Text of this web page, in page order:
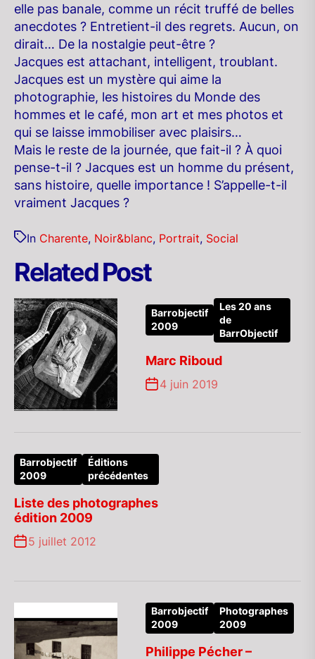
elle pas banale, comme un récit truffé de belles
anecdotes ? Entretient-il des regrets. Aucun, on
dirait… De la nostalgie peut-être ?
Jacques est attachant, intelligent, troublant.
Jacques est un mystère qui aime la
photographie, les histoires du Monde des
hommes et le café, mon art et mes photos et
qui se laisse immobiliser avec plaisirs…
Mais le reste de la journée, que fait-il ? À quoi
pense-t-il ? Jacques est un homme du présent,
sans histoire, quelle importance ! S’appelle-t-il
vraiment Jacques ?
In Charente, Noir&blanc, Portrait, Social
Related Post
Barrobjectif
2009
Les 20 ans
de
BarrObjectif
Marc Riboud
4 juin 2019
Barrobjectif
2009
Éditions
précédentes
Liste des photographes
édition 2009
5 juillet 2012
Barrobjectif
2009
Photographes
2009
Philippe Pécher –